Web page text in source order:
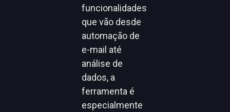
funcionalidades
que vão desde
automação de
e-mail até
análise de
dados, a
ferramenta é
especialmente